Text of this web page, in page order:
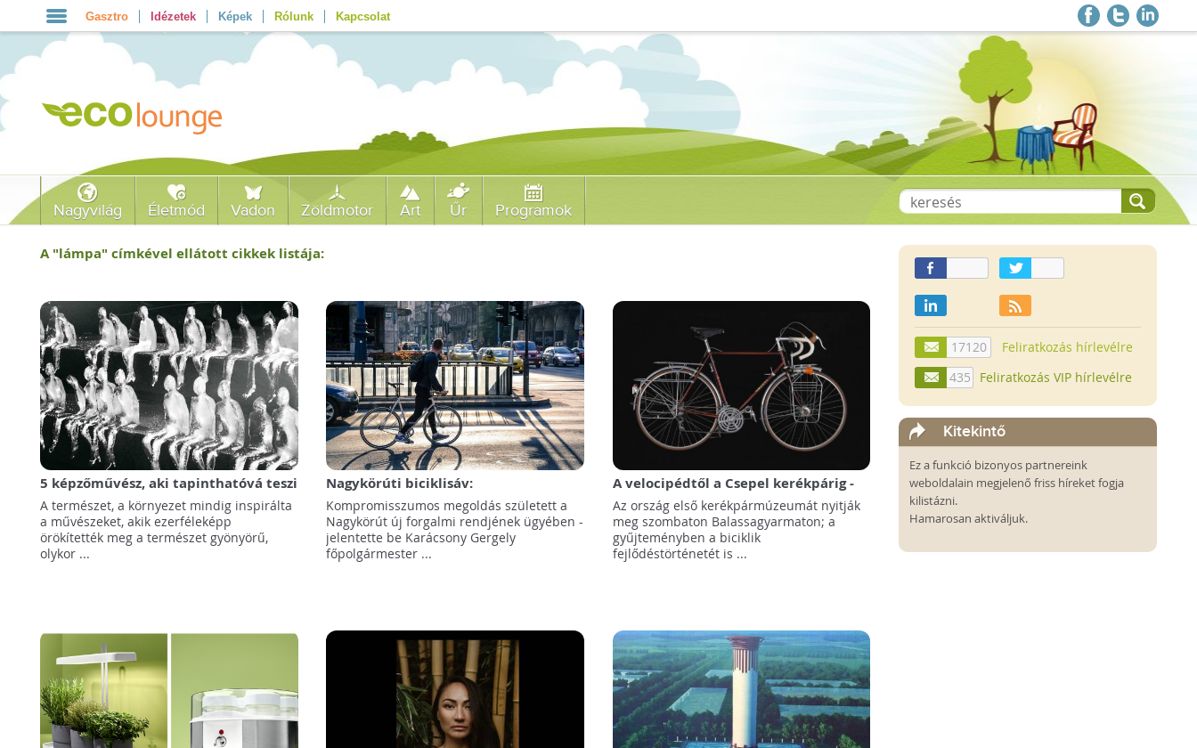
Gasztro Idézetek Képek Rólunk Kapcsolat
Nagyvilág Életmód Vadon Zöldmotor Art Űr Programok
A "lámpa" címkével ellátott cikkek listája:
5 képzőművész, aki tapinthatóvá teszi
a klímaváltozást
A természet, a környezet mindig inspirálta
a művészeket, akik ezerféleképp
örökítették meg a természet gyönyörű,
olykor ...
Nagykörúti biciklisáv:
kompromisszumos megoldás született
Kompromisszumos megoldás született a
Nagykörút új forgalmi rendjének ügyében -
jelentette be Karácsony Gergely
főpolgármester ...
A velocipédtől a Csepel kerékpárig -
Bicikli múzeum nyílik
Balassagyarmaton
Az ország első kerékpármúzeumát nyitják
meg szombaton Balassagyarmaton; a
gyűjteményben a biciklik
fejlődéstörténetét is ...
17120
Feliratkozás hírlevélre
435
Feliratkozás VIP hírlevélre
Kitekintő
Ez a funkció bizonyos partnereink
weboldalain megjelenő friss híreket fogja
kilistázni.
Hamarosan aktiváljuk.